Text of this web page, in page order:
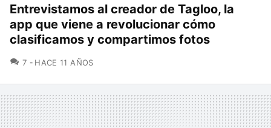
Entrevistamos al creador de Tagloo, la
app que viene a revolucionar cómo
clasificamos y compartimos fotos
7 COMENTARIOS
HACE 11 AÑOS